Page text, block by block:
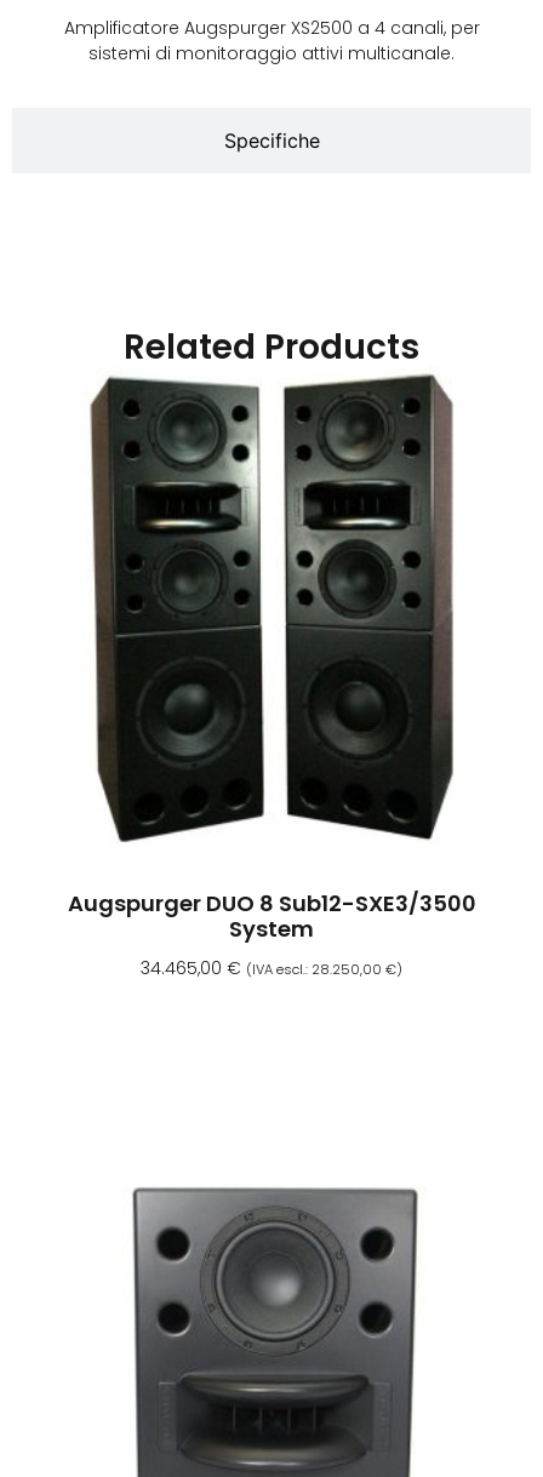
Specifiche
Amplificatore Augspurger XS2500 a 4 canali, per
sistemi di monitoraggio attivi multicanale.
Related Products
Augspurger DUO 8 Sub12-SXE3/3500
System
34.465,00 € (IVA escl.: 28.250,00 €)